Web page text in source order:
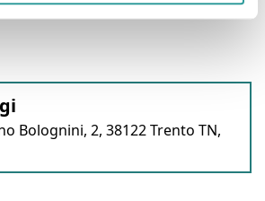
Bolognini, 2, 38122 Trento TN,